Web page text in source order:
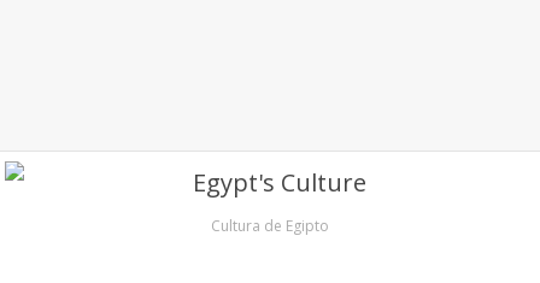
Cultura de Egipto